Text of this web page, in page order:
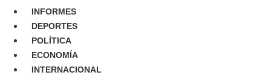
INFORMES
DEPORTES
POLÍTICA
ECONOMÍA
INTERNACIONAL